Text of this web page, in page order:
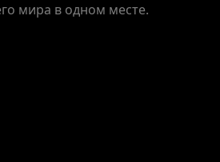
мира в одном месте.